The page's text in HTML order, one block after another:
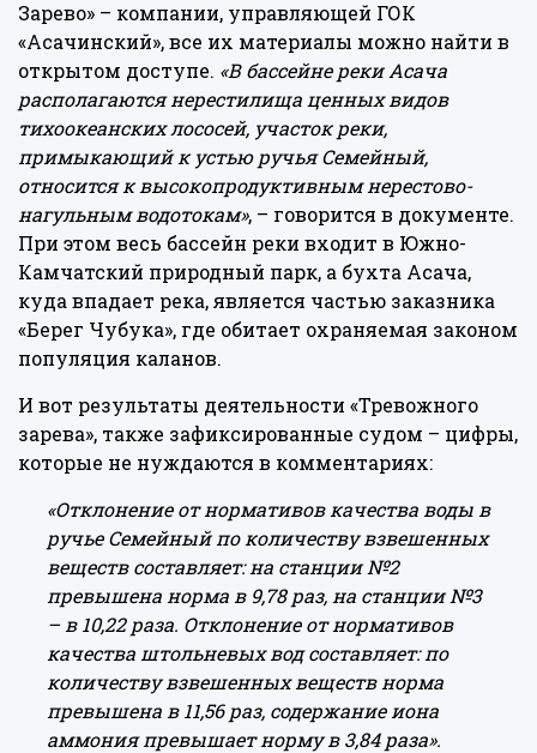
Зарево» – компании, управляющей ГОК
«Асачинский», все их материалы можно найти в
открытом доступе. «В бассейне реки Асача
располагаются нерестилища ценных видов
тихоокеанских лососей, участок реки,
примыкающий к устью ручья Семейный,
относится к высокопродуктивным нерестово-
нагульным водотокам», – говорится в документе.
При этом весь бассейн реки входит в Южно-
Камчатский природный парк, а бухта Асача,
куда впадает река, является частью заказника
«Берег Чубука», где обитает охраняемая законом
популяция каланов.
И вот результаты деятельности «Тревожного
зарева», также зафиксированные судом – цифры,
которые не нуждаются в комментариях:
«Отклонение от нормативов качества воды в
ручье Семейный по количеству взвешенных
веществ составляет: на станции №2
превышена норма в 9,78 раз, на станции №3
– в 10,22 раза. Отклонение от нормативов
качества штольневых вод составляет: по
количеству взвешенных веществ норма
превышена в 11,56 раз, содержание иона
аммония превышает норму в 3,84 раза».